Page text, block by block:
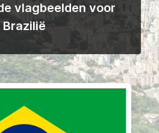
vlagbeelden voor
Brazilië